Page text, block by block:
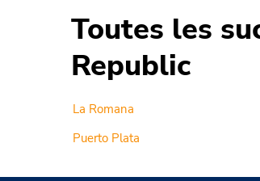
Toutes les
Republic
La Romana
Puerto Plata